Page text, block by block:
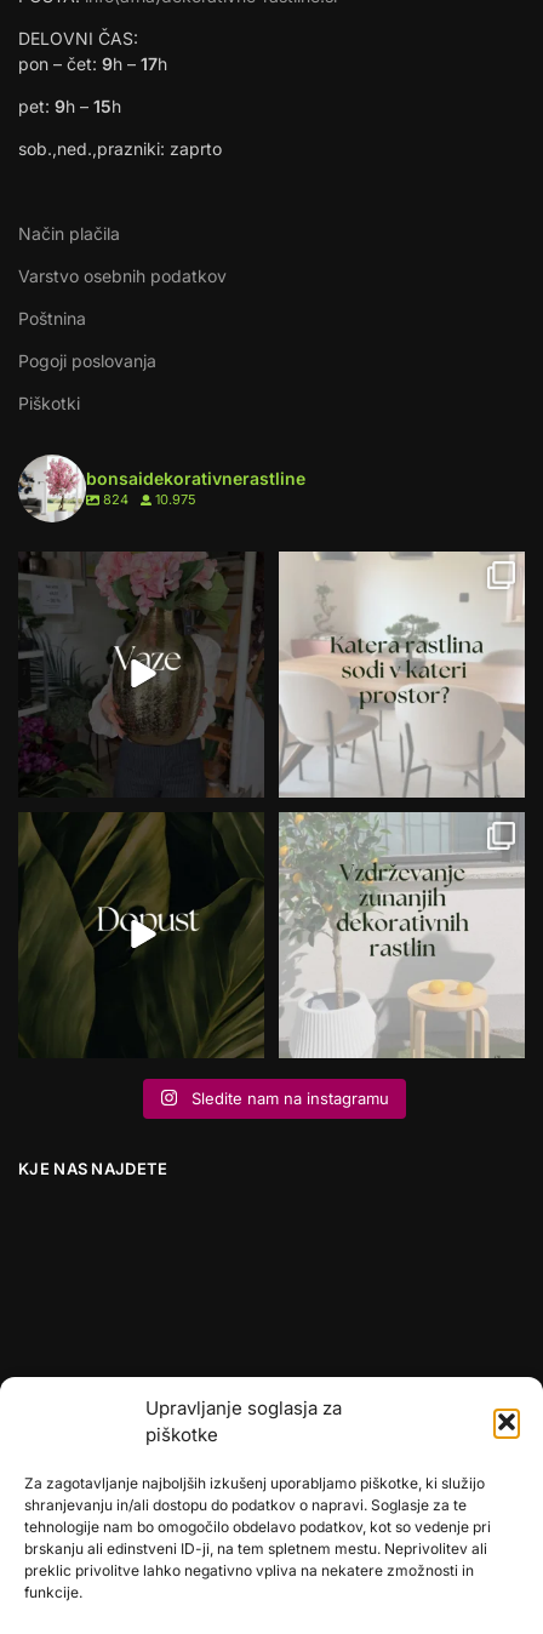
Upravljanje soglasja za
piškotke
Za zagotavljanje najboljših izkušenj uporabljamo piškotke, ki služijo
shranjevanju in/ali dostopu do podatkov o napravi. Soglasje za te
tehnologije nam bo omogočilo obdelavo podatkov, kot so vedenje pri
brskanju ali edinstveni ID-ji, na tem spletnem mestu. Neprivolitev ali
preklic privolitve lahko negativno vpliva na nekatere zmožnosti in
funkcije.
DELOVNI ČAS:
pon – čet: 9h – 17h
pet: 9h – 15h
sob.,ned.,prazniki: zaprto
Način plačila
Varstvo osebnih podatkov
Poštnina
Pogoji poslovanja
Piškotki
bonsaidekorativnerastline
824 10.975
Sledite nam na instagramu
KJE NAS NAJDETE
🎄umetne-jelke.si